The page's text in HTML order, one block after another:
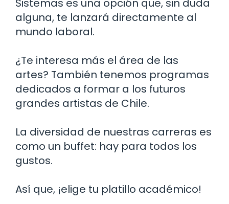
Sistemas es una opción que, sin duda
alguna, te lanzará directamente al
mundo laboral.
¿Te interesa más el área de las
artes? También tenemos programas
dedicados a formar a los futuros
grandes artistas de Chile.
La diversidad de nuestras carreras es
como un buffet: hay para todos los
gustos.
Así que, ¡elige tu platillo académico!